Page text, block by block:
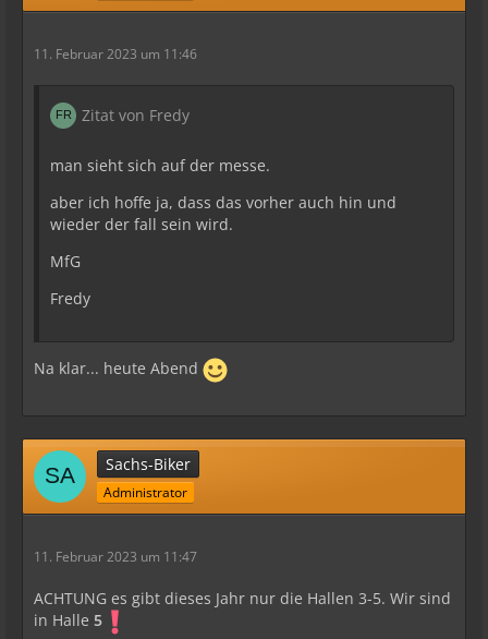
11. Februar 2023 um 11:46
Zitat von Fredy
man sieht sich auf der messe.
aber ich hoffe ja, dass das vorher auch hin und
wieder der fall sein wird.
MfG
Fredy
Na klar... heute Abend
Sachs-Biker
Administrator
11. Februar 2023 um 11:47
ACHTUNG es gibt dieses Jahr nur die Hallen 3-5. Wir sind
in Halle 5